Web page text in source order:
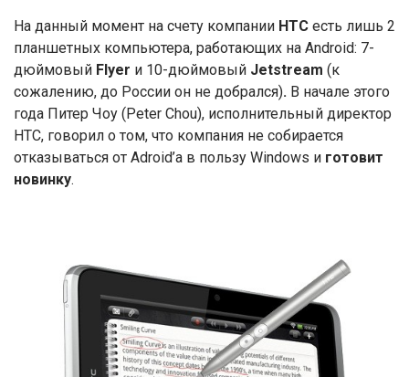
На данный момент на счету компании HTC есть лишь 2
планшетных компьютера, работающих на Android: 7-
дюймовый Flyer и 10-дюймовый Jetstream (к
сожалению, до России он не добрался). В начале этого
года Питер Чоу (Peter Chou), исполнительный директор
HTC, говорил о том, что компания не собирается
отказываться от Adroid’a в пользу Windows и готовит
новинку.